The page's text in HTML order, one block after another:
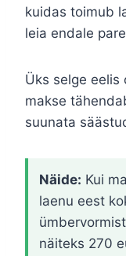
kuidas toimub
leia endale
Üks selge eelis
makse
suunata
Näide: Kui
laenu eest
näiteks 270